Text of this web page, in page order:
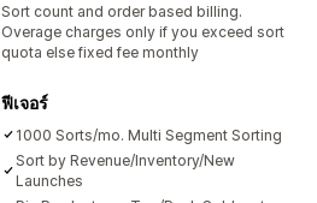
Sort count and order based billing.
Overage charges only if you exceed sort
quota else fixed fee monthly
ฟีเจอร์
1000 Sorts/mo. Multi Segment Sorting
Sort by Revenue/Inventory/New
Launches